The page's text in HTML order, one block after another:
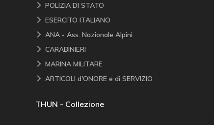
POLIZIA DI STATO
ESERCITO ITALIANO
ANA - Ass. Nazionale Alpini
CARABINIERI
MARINA MILITARE
ARTICOLI d'ONORE e di SERVIZIO
THUN - Collezione